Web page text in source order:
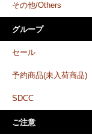
その他/Others
グループ
セール
予約商品(未入荷商品)
SDCC
ご注意